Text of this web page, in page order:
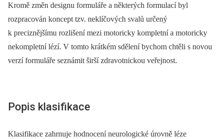
Kromě změn designu formuláře a ně­kte­rých formulací byl
rozpracován koncept tzv. neklíčových svalů určený
k preciznějšímu rozlišení mezi motoricky kompletní a motoricky
nekompletní lézí. V tomto krátkém sdělení bychom chtěli s novou
verzí formuláře seznámit širší zdravotnickou veřejnost.
Popis klasifikace
Klasifikace zahrnuje hodnocení neurologické úrovně léze